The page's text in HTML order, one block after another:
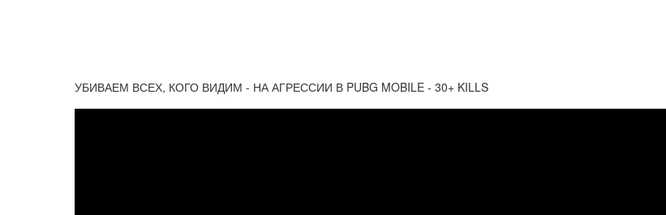
УБИВАЕМ ВСЕХ, КОГО ВИДИМ - НА АГРЕССИИ В PUBG MOBILE - 30+ KILLS